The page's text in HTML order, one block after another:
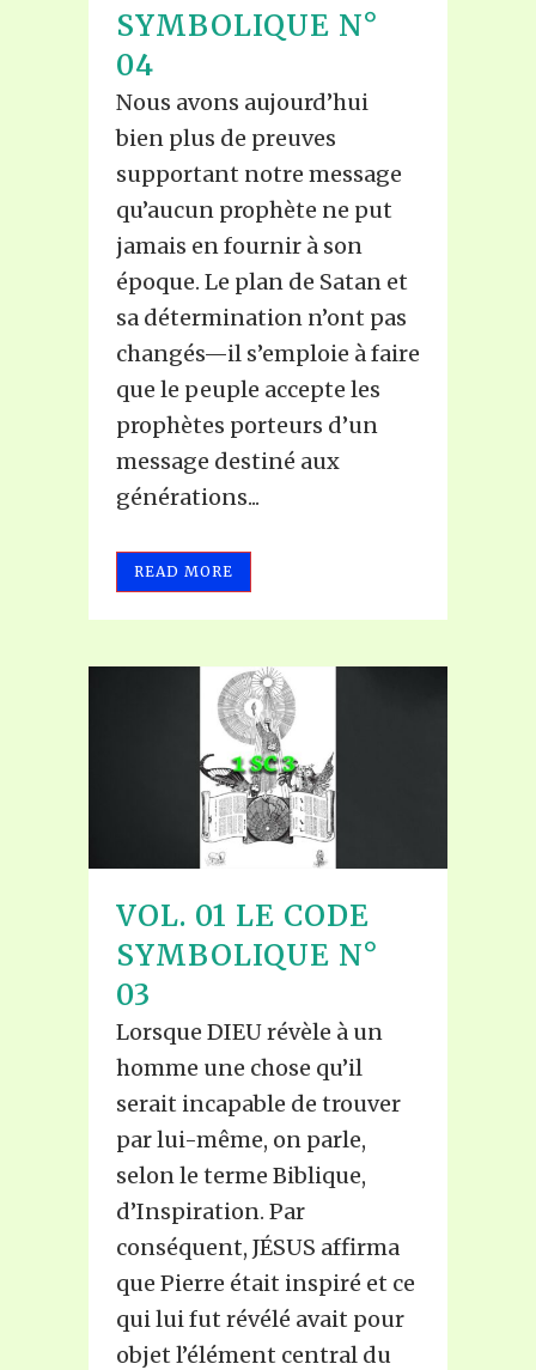
SYMBOLIQUE N°
04
Nous avons aujourd’hui
bien plus de preuves
supportant notre message
qu’aucun prophète ne put
jamais en fournir à son
époque. Le plan de Satan et
sa détermination n’ont pas
changés—il s’emploie à faire
que le peuple accepte les
prophètes porteurs d’un
message destiné aux
générations...
READ MORE
VOL. 01 LE CODE
SYMBOLIQUE N°
03
Lorsque DIEU révèle à un
homme une chose qu’il
serait incapable de trouver
par lui-même, on parle,
selon le terme Biblique,
d’Inspiration. Par
conséquent, JÉSUS affirma
que Pierre était inspiré et ce
qui lui fut révélé avait pour
objet l’élément central du